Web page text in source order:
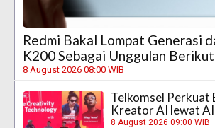
Redmi Bakal Lompat Generasi
K200 Sebagai Unggulan
8 August 2026 08:00 WIB
Telkomsel Perkuat
Kreator AI lewat
8 August 2026 09:00 WIB